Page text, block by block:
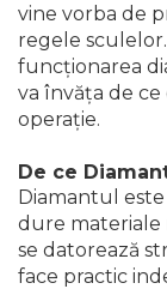
vine vorba de
regele
funcționarea
va învăța de
operație.
De ce
Diamantul
dure materiale
se datorează
face practic